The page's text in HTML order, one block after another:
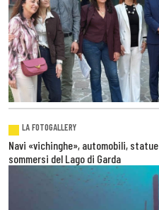
LA FOTOGALLERY
Navi «vichinghe», automobili,
sommersi del Lago di Garda